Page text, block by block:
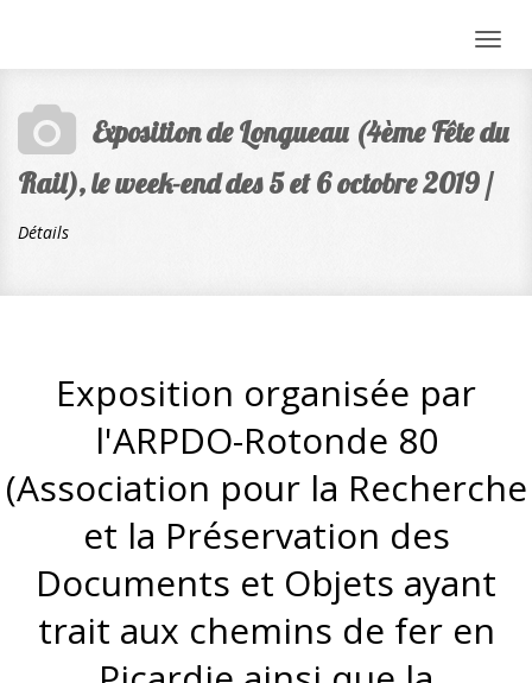
Exposition de Longueau (4ème Fête du
Rail), le week-end des 5 et 6 octobre 2019 /
Détails
Exposition organisée par
l'ARPDO-Rotonde 80
(Association pour la Recherche
et la Préservation des
Documents et Objets ayant
trait aux chemins de fer en